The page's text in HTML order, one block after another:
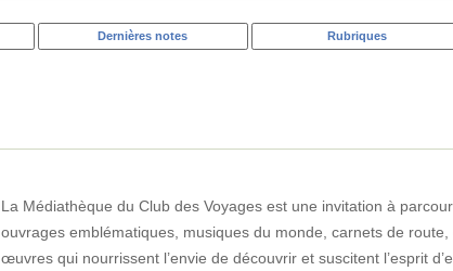
Dernières notes Rubriques
La Médiathèque du Club des Voyages est une invitation à
ouvrages emblématiques, musiques du monde, carnets de
œuvres qui nourrissent l’envie de découvrir et suscitent l’esprit